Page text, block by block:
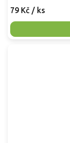
79 Kč / ks